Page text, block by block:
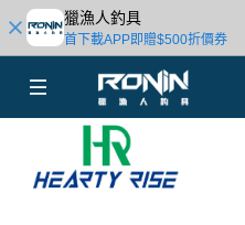
獵漁人釣具
首下載APP即贈$500折價券